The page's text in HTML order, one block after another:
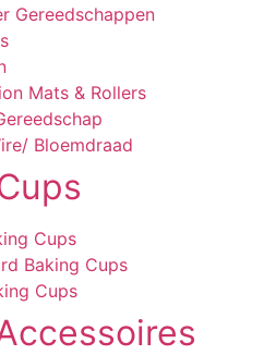
Gereedschappen
Mats & Rollers
Bloemdraad
Cups
Baking Cups
Cups